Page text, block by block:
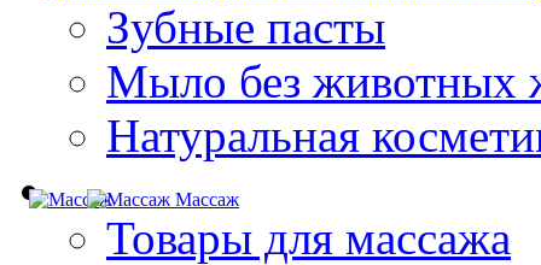
Зубные пасты
Мыло без животных
Натуральная
Массаж
Товары для массажа